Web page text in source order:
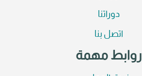
دوراتنا
اتصل بنا
روابط مهمة